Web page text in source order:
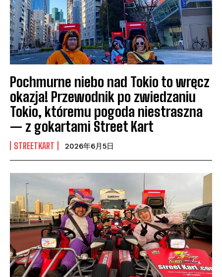
Pochmurne niebo nad Tokio to wręcz
okazja! Przewodnik po zwiedzaniu
Tokio, któremu pogoda niestraszna
— z gokartami Street Kart
STREETKART 2026年6月5日